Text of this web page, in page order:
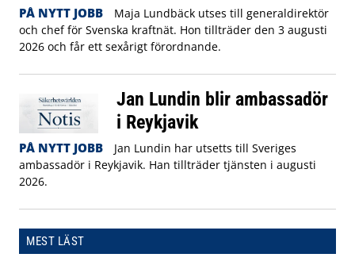
PÅ NYTT JOBB
Maja Lundbäck utses till generaldirektör
och chef för Svenska kraftnät. Hon tillträder den 3 augusti
2026 och får ett sexårigt förordnande.
Jan Lundin blir ambassadör
i Reykjavik
PÅ NYTT JOBB
Jan Lundin har utsetts till Sveriges
ambassadör i Reykjavik. Han tillträder tjänsten i augusti
2026.
MEST LÄST